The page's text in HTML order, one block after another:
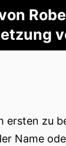
ersten zu
Name